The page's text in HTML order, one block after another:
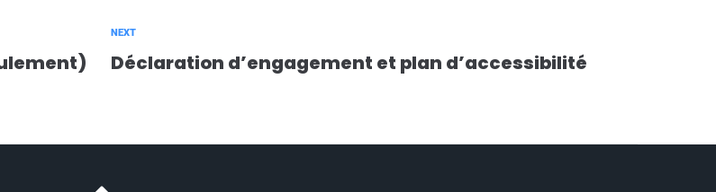
NEXT
Déclaration d’engagement et plan d’accessibilité